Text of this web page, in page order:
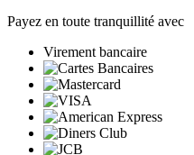
Payez en toute tranquillité avec
Virement bancaire